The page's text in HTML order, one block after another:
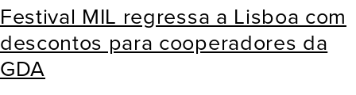
content
Festival MIL regressa a Lisboa com
descontos para cooperadores da
GDA